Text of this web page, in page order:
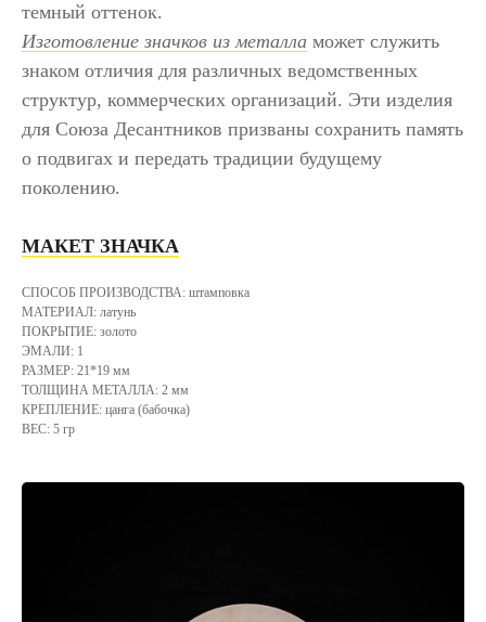
темный оттенок.
Изготовление значков из металла может служить
знаком отличия для различных ведомственных
структур, коммерческих организаций. Эти изделия
для Союза Десантников призваны сохранить память
о подвигах и передать традиции будущему
поколению.
МАКЕТ ЗНАЧКА
СПОСОБ ПРОИЗВОДСТВА: штамповка
МАТЕРИАЛ: латунь
ПОКРЫТИЕ: золото
ЭМАЛИ: 1
РАЗМЕР: 21*19 мм
ТОЛЩИНА МЕТАЛЛА: 2 мм
КРЕПЛЕНИЕ: цанга (бабочка)
ВЕС: 5 гр